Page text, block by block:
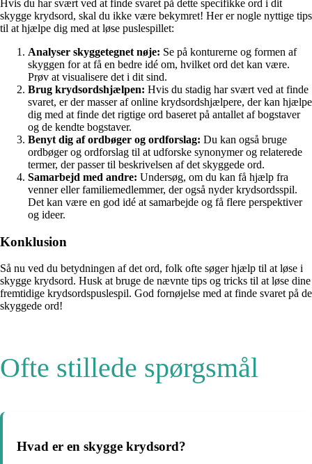
Hvis du har svært ved at finde svaret på dette specifikke ord i dit
skygge krydsord, skal du ikke være bekymret! Her er nogle nyttige tips
til at hjælpe dig med at løse puslespillet:
Analyser skyggetegnet nøje: Se på konturerne og formen af
skyggen for at få en bedre idé om, hvilket ord det kan være.
Prøv at visualisere det i dit sind.
Brug krydsordshjælpen: Hvis du stadig har svært ved at finde
svaret, er der masser af online krydsordshjælpere, der kan hjælpe
dig med at finde det rigtige ord baseret på antallet af bogstaver
og de kendte bogstaver.
Benyt dig af ordbøger og ordforslag: Du kan også bruge
ordbøger og ordforslag til at udforske synonymer og relaterede
termer, der passer til beskrivelsen af det skyggede ord.
Samarbejd med andre: Undersøg, om du kan få hjælp fra
venner eller familiemedlemmer, der også nyder krydsordsspil.
Det kan være en god idé at samarbejde og få flere perspektiver
og ideer.
Konklusion
Så nu ved du betydningen af det ord, folk ofte søger hjælp til at løse i
skygge krydsord. Husk at bruge de nævnte tips og tricks til at løse dine
fremtidige krydsordspuslespil. God fornøjelse med at finde svaret på de
skyggede ord!
Ofte stillede spørgsmål
Hvad er en skygge krydsord?